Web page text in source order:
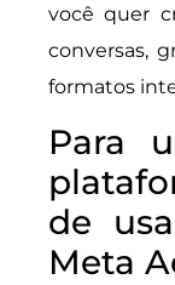
você quer
conversas,
formatos
Para
de
Meta